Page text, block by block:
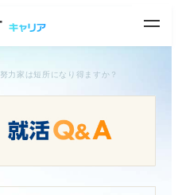
努力家は短所になり得ますか？